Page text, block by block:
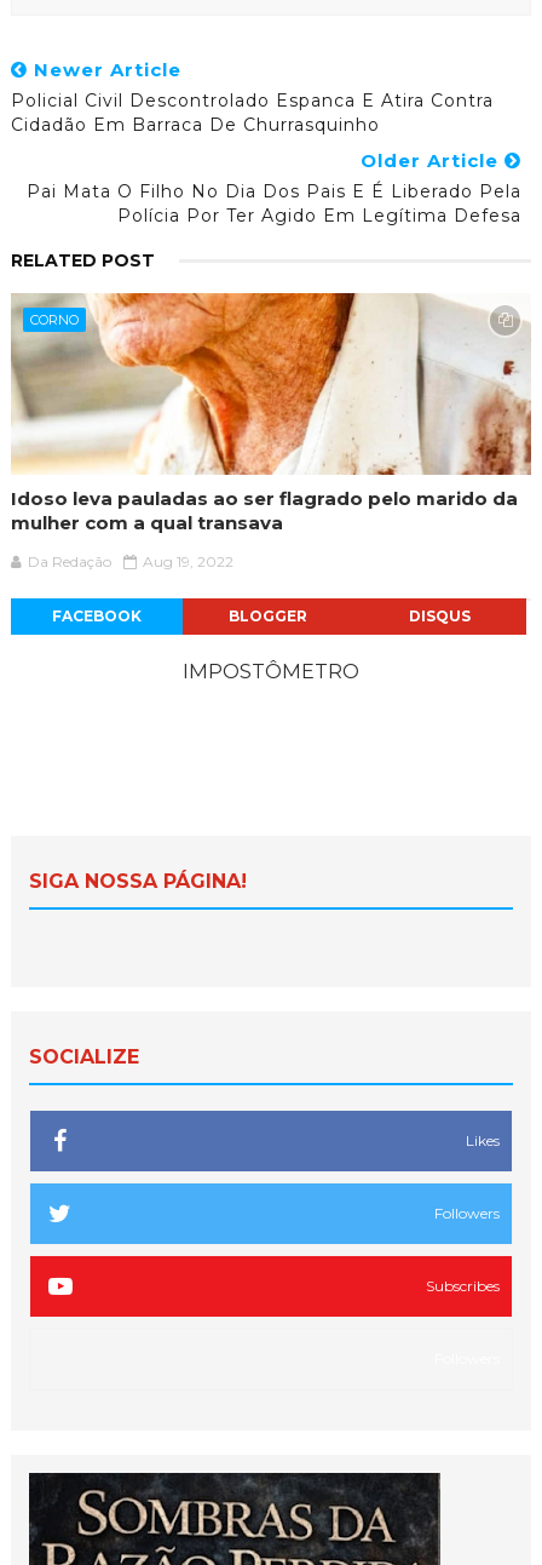
Newer Article
Policial Civil Descontrolado Espanca E Atira Contra
Cidadão Em Barraca De Churrasquinho
Older Article
Pai Mata O Filho No Dia Dos Pais E É Liberado Pela
Polícia Por Ter Agido Em Legítima Defesa
RELATED POST
CORNO
Idoso leva pauladas ao ser flagrado pelo marido da
mulher com a qual transava
Da Redação Aug 19, 2022
FACEBOOK BLOGGER DISQUS
IMPOSTÔMETRO
SIGA NOSSA PÁGINA!
SOCIALIZE
Likes
Followers
Subscribes